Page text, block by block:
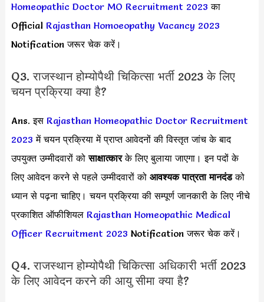
Homeopathic Doctor MO Recruitment 2023 का
Official Rajasthan Homoeopathy Vacancy 2023
Notification जरूर चेक करें।
Q3. राजस्थान होम्योपैथी चिकित्सा भर्ती 2023 के लिए
चयन प्रक्रिया क्या है?
Ans. इस Rajasthan Homeopathic Doctor Recruitment
2023 में चयन प्रक्रिया में प्राप्त आवेदनों की विस्तृत जांच के बाद
उपयुक्त उम्मीदवारों कोसाक्षात्कारके लिए बुलाया जाएगा। इन पदों के
लिए आवेदन करने से पहले उम्मीदवारों को आवश्यक पात्रता मानदंडको
ध्यान से पढ़ना चाहिए। चयन प्रक्रिया की सम्पूर्ण जानकारी के लिए नीचे
प्रकाशित ऑफीशियल Rajasthan Homeopathic Medical
Officer Recruitment 2023 Notification जरूर चेक करें।
Q4. राजस्थान होम्योपैथी चिकित्सा अधिकारी भर्ती 2023
के लिए आवेदन करने की आयु सीमा क्या है?